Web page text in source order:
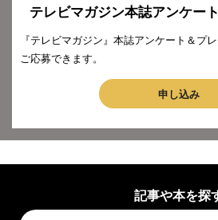
テレビマガジン本誌アンケー
『テレビマガジン』本誌アンケート＆プ
ご応募できます。
申し込み
記事や本を探